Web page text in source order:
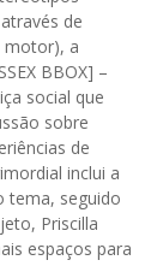
de
motor), a
BBOX] –
social que
sobre
de
inclui a
tema, seguido
Priscilla
espaços para